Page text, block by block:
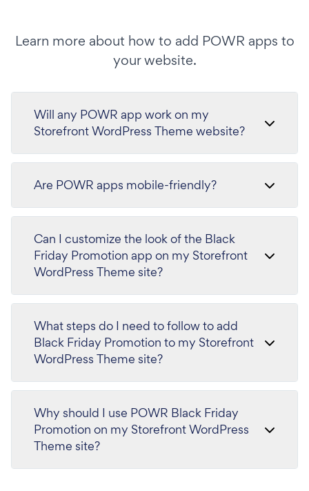
Learn more about how to add POWR apps to
your website.
Will any POWR app work on my
Storefront WordPress Theme website?
Are POWR apps mobile-friendly?
Can I customize the look of the Black
Friday Promotion app on my Storefront
WordPress Theme site?
What steps do I need to follow to add
Black Friday Promotion to my Storefront
WordPress Theme site?
Why should I use POWR Black Friday
Promotion on my Storefront WordPress
Theme site?